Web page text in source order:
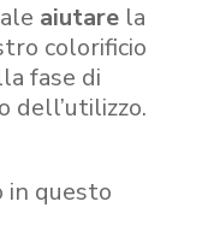
aiutare la
colorificio
fase di
dell’utilizzo.
in questo